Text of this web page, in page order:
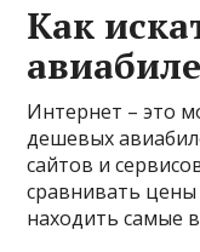
Как
Интернет – это
дешевых
сайтов и
сравнивать
находить самые